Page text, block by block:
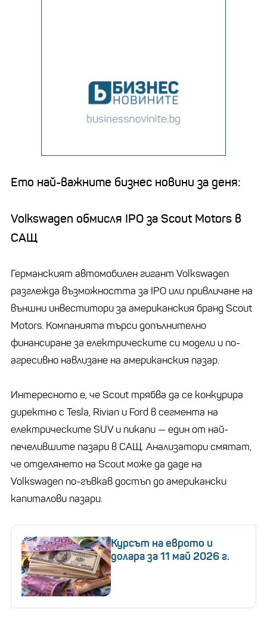
Ето най-важните бизнес новини за деня:
Volkswagen обмисля IPO за Scout Motors в
САЩ
Германският автомобилен гигант Volkswagen
разглежда възможността за IPO или привличане на
външни инвеститори за американския бранд Scout
Motors. Компанията търси допълнително
финансиране за електрическите си модели и по-
агресивно навлизане на американския пазар.
Интересното е, че Scout трябва да се конкурира
директно с Tesla, Rivian и Ford в сегмента на
електрическите SUV и пикапи — един от най-
печелившите пазари в САЩ. Анализатори смятат,
че отделянето на Scout може да даде на
Volkswagen по-гъвкав достъп до американски
капиталови пазари.
Курсът на еврото и
долара за 11 май 2026 г.